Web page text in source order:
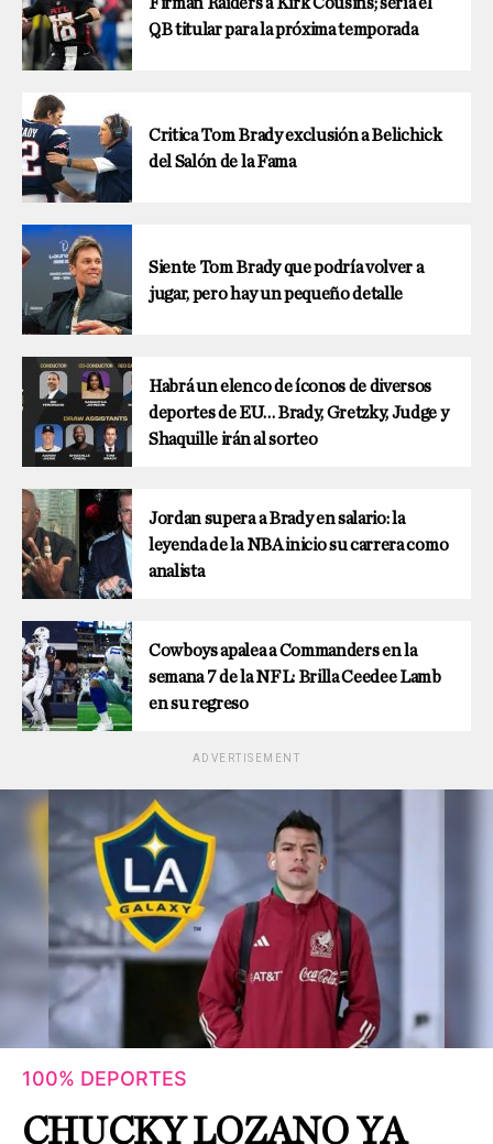
QB titular para la próxima temporada
Critica Tom Brady exclusión a Belichick
del Salón de la Fama
Siente Tom Brady que podría volver a
jugar, pero hay un pequeño detalle
Habrá un elenco de íconos de diversos
deportes de EU… Brady, Gretzky, Judge y
Shaquille irán al sorteo
Jordan supera a Brady en salario: la
leyenda de la NBA inicio su carrera como
analista
Cowboys apalea a Commanders en la
semana 7 de la NFL: Brilla Ceedee Lamb
en su regreso
ADVERTISEMENT
100% DEPORTES
CHUCKY LOZANO YA